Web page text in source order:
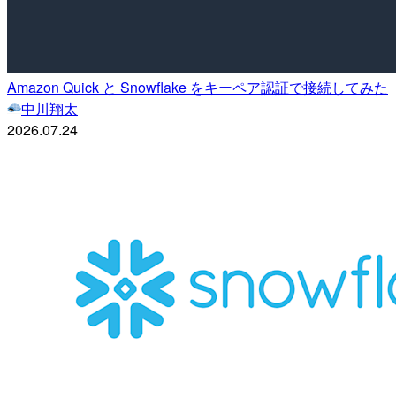
Amazon Quick と Snowflake をキーペア認証で接続してみた
中川翔太
2026.07.24